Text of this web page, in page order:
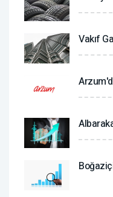
Vakıf